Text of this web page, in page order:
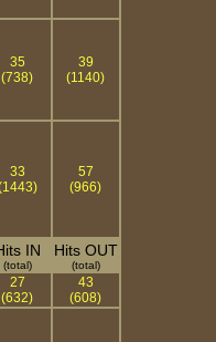
35
(738)
39
(1140)
33
57
(966)
IN
(total)
Hits OUT
(total)
27
(632)
43
(608)